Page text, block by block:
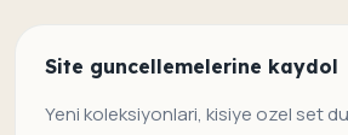
Site guncellemelerine kaydol
Yeni koleksiyonlari, kisiye ozel set